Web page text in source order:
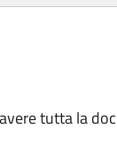
tutta la